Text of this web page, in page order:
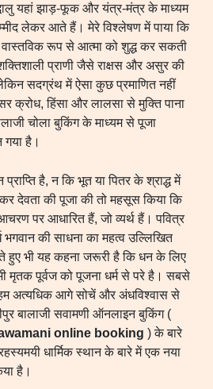
यहां झाड़-फूक और यंत्र-मंत्र के माध्यम
लेकर आते हैं। मेरे विश्लेषण में पाया कि
वास्तविक रूप से आत्मा को शुद्ध कर सकती
प्राणी जैसे राक्षस और असुर की
सदग्रंथ में ऐसा कुछ प्रमाणित नहीं
क्रोध, हिंसा और लालसा से मुक्ति पाना
चोला बुकिंग के माध्यम से पूजा
गया है।
प्राप्ति है, न कि भूत या पितर के श्राद्ध में
देवता की पूजा की तो महसूस किया कि
पर आधारित हैं, जो व्यर्थ हैं। पवित्र
भगवान की साधना का महत्व उल्लिखित
हुए भी यह कहना जरूरी है कि धन के लिए
मृतक पूर्वज को पूजना धर्म से परे है। सबसे
अत्यधिक आगे सोचें और अंधविश्वास से
बालाजी सवामणी ऑनलाइन बुकिंग (
online booking ) के बारे
धार्मिक स्थान के बारे में एक नया
है।